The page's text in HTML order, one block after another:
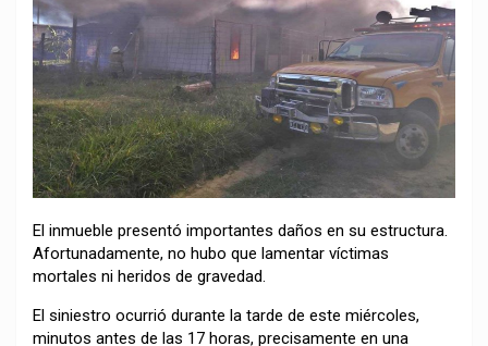
El inmueble presentó importantes daños en su estructura.
Afortunadamente, no hubo que lamentar víctimas
mortales ni heridos de gravedad.
El siniestro ocurrió durante la tarde de este miércoles,
minutos antes de las 17 horas, precisamente en una